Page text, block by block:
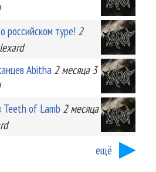
российском туре! 2
Abitha 2 месяца 3
Teeth of Lamb 2 месяца
ещё